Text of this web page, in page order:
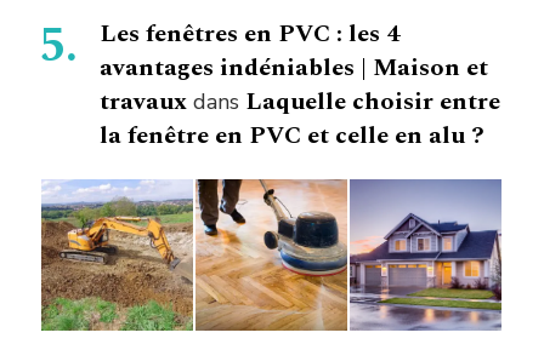
Les fenêtres en PVC : les 4
avantages indéniables | Maison et
travaux dans Laquelle choisir entre
la fenêtre en PVC et celle en alu ?